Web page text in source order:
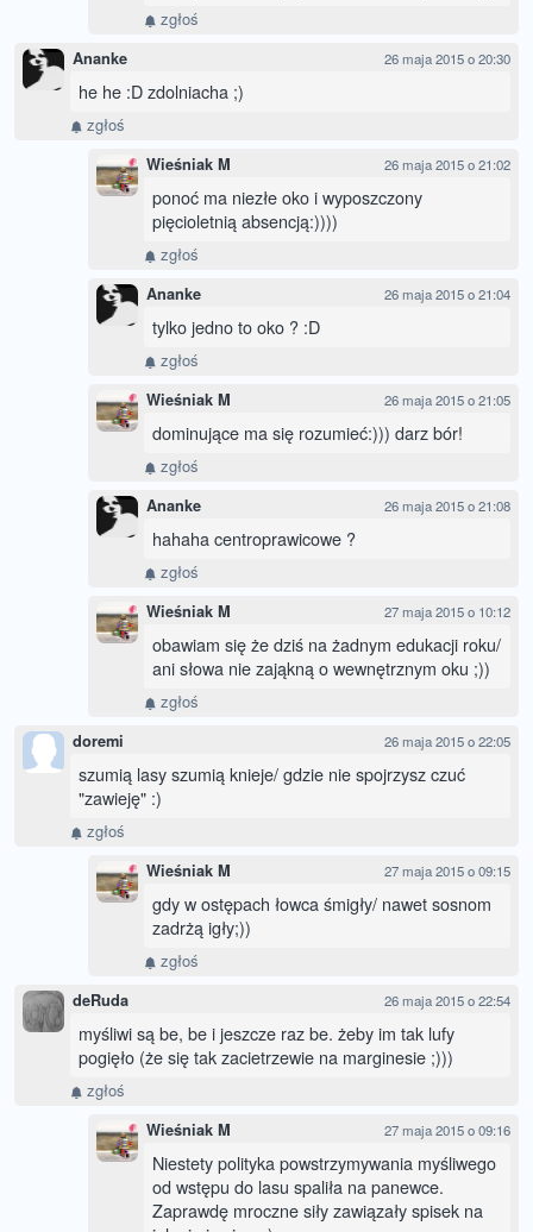
zgłoś
Ananke 26 maja 2015 o 20:30
he he :D zdolniacha ;)
zgłoś
Wieśniak M 26 maja 2015 o 21:02
ponoć ma niezłe oko i wyposzczony
pięcioletnią absencją:))))
zgłoś
Ananke 26 maja 2015 o 21:04
tylko jedno to oko ? :D
zgłoś
Wieśniak M 26 maja 2015 o 21:05
dominujące ma się rozumieć:))) darz bór!
zgłoś
Ananke 26 maja 2015 o 21:08
hahaha centroprawicowe ?
zgłoś
Wieśniak M 27 maja 2015 o 10:12
obawiam się że dziś na żadnym edukacji roku/
ani słowa nie zająkną o wewnętrznym oku ;))
zgłoś
doremi 26 maja 2015 o 22:05
szumią lasy szumią knieje/ gdzie nie spojrzysz czuć
"zawieję" :)
zgłoś
Wieśniak M 27 maja 2015 o 09:15
gdy w ostępach łowca śmigły/ nawet sosnom
zadrżą igły;))
zgłoś
deRuda 26 maja 2015 o 22:54
myśliwi są be, be i jeszcze raz be. żeby im tak lufy
pogięło (że się tak zacietrzewie na marginesie ;)))
zgłoś
Wieśniak M 27 maja 2015 o 09:16
Niestety polityka powstrzymywania myśliwego
od wstępu do lasu spaliła na panewce.
Zaprawdę mroczne siły zawiązały spisek na